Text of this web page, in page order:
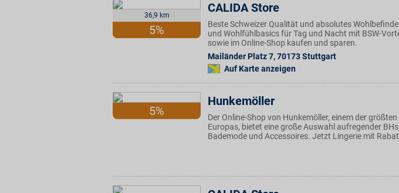
36,9 km
5%
CALIDA Store
Beste Schweizer Qualität und absolutes
und Wohlfühlbasics für Tag und Nacht mit BSW-
sowie im Online-Shop kaufen und sparen.
Mailänder Platz 7,70173Stuttgart
Auf Karte anzeigen
5%
Hunkemöller
Der Online-Shop von Hunkemöller, einem der
Europas, bietet eine große Auswahl aufregender
Bademode und Accessoires. Jetzt Lingerie mit